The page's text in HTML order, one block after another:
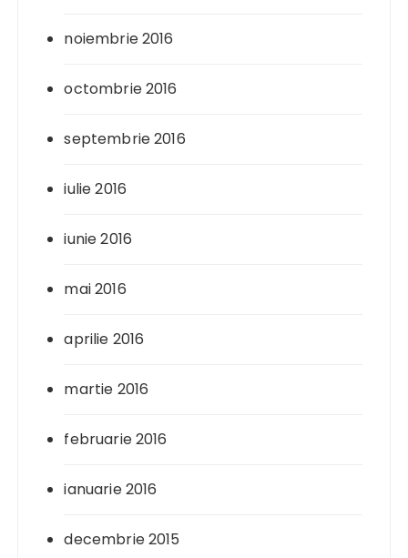
noiembrie 2016
octombrie 2016
septembrie 2016
iulie 2016
iunie 2016
mai 2016
aprilie 2016
martie 2016
februarie 2016
ianuarie 2016
decembrie 2015